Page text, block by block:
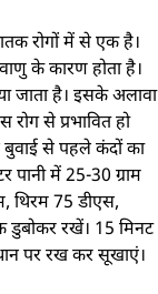
रोगों में से एक है।
के कारण होता है।
जाता है। इसके अलावा
से प्रभावित हो
से पहले कंदों का
में 25-30 ग्राम
थिरम 75 डीएस,
डुबोकर रखें। 15 मिनट
पर रख कर सूखाएं।